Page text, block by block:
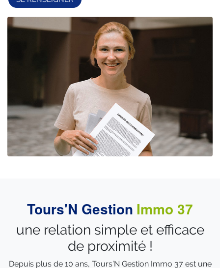
Tours'N Gestion Immo 37
une relation simple et efficace
de proximité !
Depuis plus de 10 ans, Tours’N Gestion Immo 37 est une